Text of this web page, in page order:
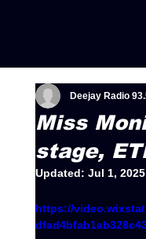
Miss
stage,
Deejay Radio
Updated: Jul 1, 2025
https://